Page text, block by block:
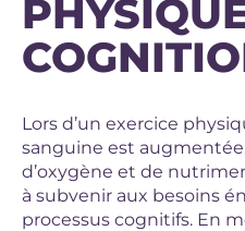
Lors d’un exercice
sanguine est
d’oxygène et de
à subvenir aux besoins
processus cognitifs. En